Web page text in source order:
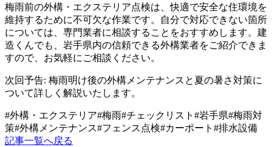
梅雨前の外構・エクステリア点検は、快適で安全な住環境を
維持するために不可欠な作業です。自分で対応できない箇所
については、専門業者に相談することをおすすめします。建
造くんでも、岩手県内の信頼できる外構業者をご紹介できま
すので、お気軽にご相談ください。
次回予告: 梅雨明け後の外構メンテナンスと夏の暑さ対策に
ついて詳しく解説いたします。
#外構・エクステリア#梅雨#チェックリスト #岩手県#梅雨対
策#外構メンテナンス#フェンス点検#カーポート #排水設備
記事一覧へ戻る